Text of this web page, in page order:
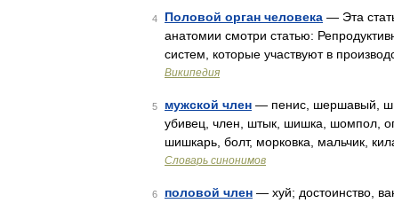
4 Половой орган человека — Эта
анатомии смотри статью:
систем, которые участвуют в
Википедия
5 мужской член — пенис, шершавый,
убивец, член, штык, шишка, шомпол,
шишкарь, болт, морковка, мальчик,
Словарь синонимов
6 половой член — хуй; достоинство,